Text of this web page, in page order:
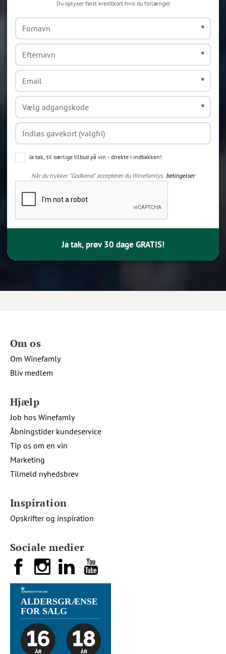
Du oplyser først kreditkort hvis du forlænger
Ja tak, til særlige tilbud på vin - direkte i indbakken!
Når du trykker "Godkend" accepterer du Winefamlys betingelser
Ja tak, prøv 30 dage GRATIS!
Sociale medier
Om os
Om Winefamly
Bliv medlem
Hjælp
Job hos Winefamly
Åbningstider kundeservice
Tip os om en vin
Marketing
Tilmeld nyhedsbrev
Inspiration
Opskrifter og inspiration